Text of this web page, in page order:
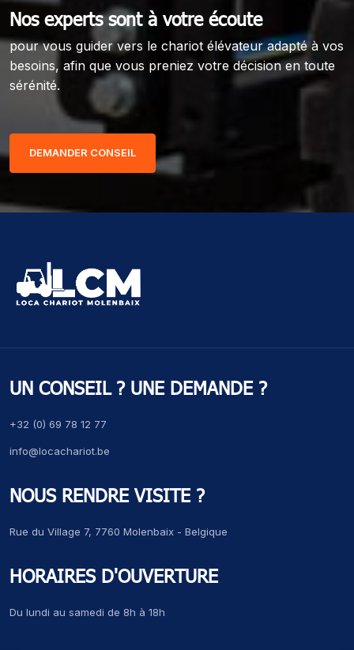
Nos experts sont à votre écoute
pour vous guider vers le chariot élévateur adapté à vos
besoins, afin que vous preniez votre décision en toute
sérénité.
DEMANDER CONSEIL
UN CONSEIL ? UNE DEMANDE ?
+32 (0) 69 78 12 77
info@locachariot.be
NOUS RENDRE VISITE ?
Rue du Village 7, 7760 Molenbaix - Belgique
HORAIRES D'OUVERTURE
Du lundi au samedi de 8h à 18h